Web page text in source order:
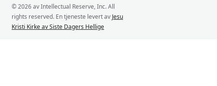
© 2026 av Intellectual Reserve, Inc. All
rights reserved. En tjeneste levert av Jesu
Kristi Kirke av Siste Dagers Hellige